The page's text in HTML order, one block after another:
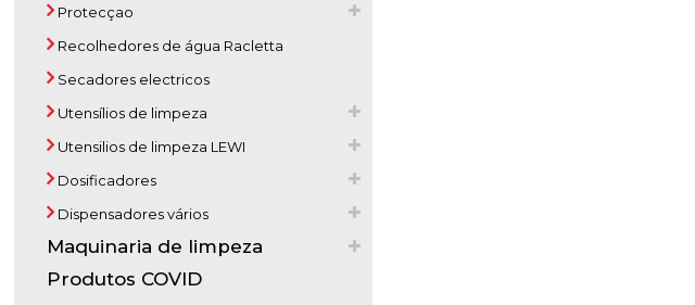
Protecçao
Recolhedores de água Racletta
Secadores electricos
Utensílios de limpeza
Utensilios de limpeza LEWI
Dosificadores
Dispensadores vários
Maquinaria de limpeza
Produtos COVID